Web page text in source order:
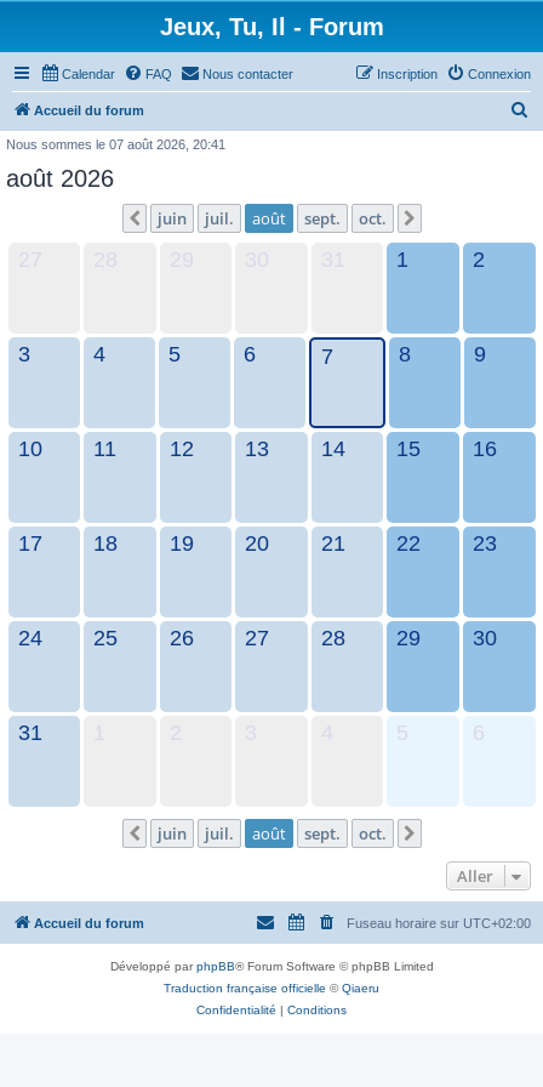
Jeux, Tu, Il - Forum
Calendar FAQ Nous contacter Connexion
Inscription
Accueil du forum
e
Nous sommes le 07 août 2026, 20:41
août 2026
Précédent
juin juil. août sept. oct.
1 2
3 4 5 6 7 8 9
10 11 12 13 14 15 16
17 18 19 20 21 22 23
24 25 26 27 28 29 30
31 5 6
Précédent
juin juil. août sept. oct.
Aller
Accueil du forum Fuseau horaire sur UTC+02:00
Développé parphpBB® Forum Software © phpBB Limited
Traduction française officielle ©Qiaeru
Confidentialité | Conditions